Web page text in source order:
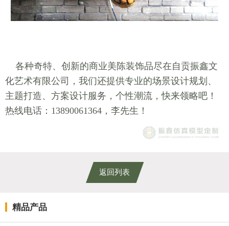
各种奇特、创新的商业美陈装饰品尽在自贡振鑫文
化艺术有限公司，我们还提供专业的场景设计规划、
主题打造、方案设计服务，个性潮流，快来领略吧！
热线电话：13890061364，李先生！
返回列表
精品产品